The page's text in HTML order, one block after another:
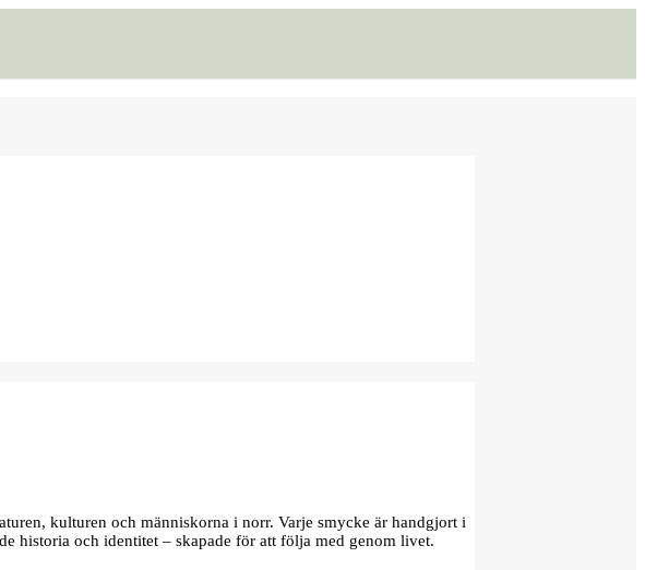
kulturen och människorna i norr. Varje smycke är handgjort i
historia och identitet – skapade för att följa med genom livet.